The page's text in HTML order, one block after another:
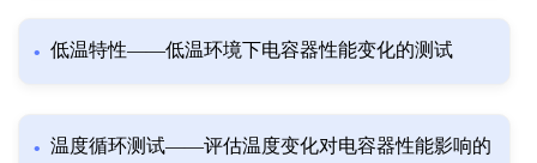
低温特性——低温环境下电容器性能变化的测试
温度循环测试——评估温度变化对电容器性能影响的